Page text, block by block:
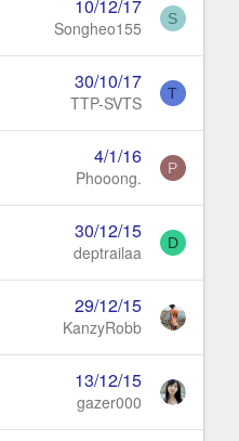
10/12/17
Songheo155 S
30/10/17
TTP-SVTS T
4/1/16
Phooong. P
30/12/15
deptrailaa D
29/12/15
KanzyRobb
13/12/15
gazer000